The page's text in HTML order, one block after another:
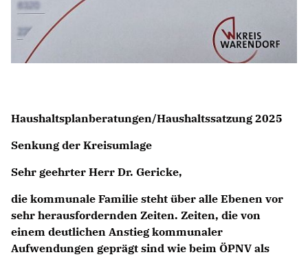
AUSSCHUSS FÜR KINDER, JUGENDLICHE UND FAMILIEN
AUSSCHUSS FÜR SCHULE, KULTUR UND SPORT
FINANZAUSSCHUSS
POLIZEIBEIRAT
CDU Regionalrat Münster
LWL-Fraktion der CDU
Kommunalpolitische Vereinigung KPV NRW
Haushaltsplanberatungen/Haushaltssatzung 2025
Senkung der Kreisumlage
Sehr geehrter Herr Dr. Gericke,
die kommunale Familie steht über alle Ebenen vor
sehr herausfordernden Zeiten. Zeiten, die von
einem deutlichen Anstieg kommunaler
Aufwendungen geprägt sind wie beim ÖPNV als